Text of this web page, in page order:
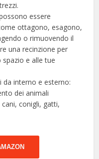
essere
ottagono, esagono,
o rimuovendo il
una recinzione per
e alle tue
da interno e esterno:
dei animali
conigli, gatti,